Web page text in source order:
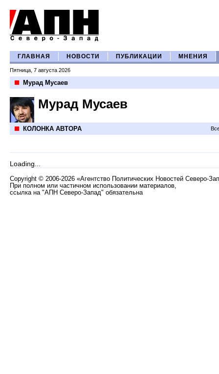
ГЛАВНАЯ НОВОСТИ ПУБЛИКАЦИИ МНЕНИЯ
Пятница, 7 августа 2026
Мурад Мусаев
Мурад Мусаев
КОЛОНКА АВТОРА
Loading...
Copyright © 2006-2026 «Агентство Политических Новостей Северо-
При полном или частичном использовании материалов,
ссылка на "АПН Северо-Запад" обязательна